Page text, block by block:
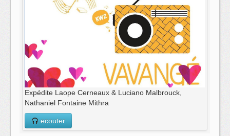
Expédite Laope Cerneaux & Luciano Malbrouck,
Nathaniel Fontaine Mithra
ecouter